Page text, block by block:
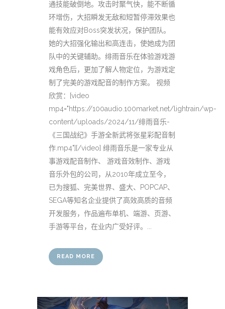
通技能破倒地。攻击时聚气快，能不断循
环增伤，大招瞬发无敌和短暂停滞效果也
能有效应对Boss突发状况，保护团队。
她的大招强化输出和高连击，使她成为团
队中的关键辅助。绯雨音乐在体验游戏游
戏角色后，更加了解人物定位，为游戏定
制了完美的游戏配音的制作方案。 视频
欣赏：[video
mp4="https://100audio.100market.net/lightrain/wp-
content/uploads/2024/11/绯雨音乐-
《三国战纪》手游全新武将张星彩配音制
作.mp4"][/video] 绯雨音乐是一家专业从
事游戏配音制作、 游戏音效制作、游戏
音乐外包的公司，从2010年成立至今，
已为搜狐、完美世界、盛大、POPCAP、
SEGA等知名企业提供了高效高质的音频
开发服务，作品遍布单机、端游、页游、
手游等平台，在业内广受好评。...
READ MORE